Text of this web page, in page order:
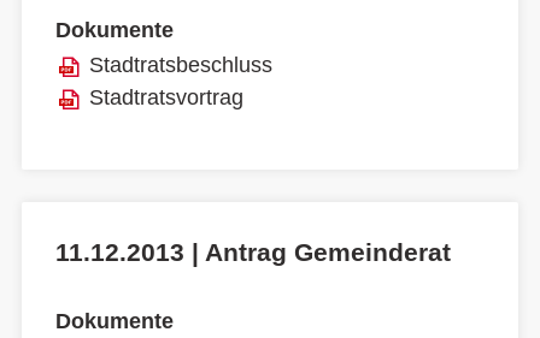
Dokumente
Stadtratsbeschluss
Stadtratsvortrag
11.12.2013 | Antrag Gemeinderat
Dokumente